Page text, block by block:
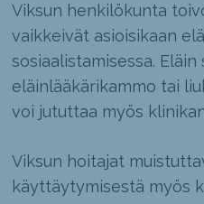
Viksun henkilökunta
vaikkeivät asioisikaan
sosiaalistamisessa.
eläinlääkärikammo tai
voi jututtaa myös
Viksun hoitajat
käyttäytymisestä myös